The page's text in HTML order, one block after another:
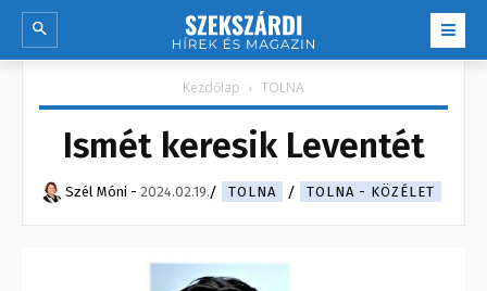
Kezdőlap TOLNA
Ismét keresik Leventét
Szél Móni - 2024.02.19. TOLNA TOLNA - KÖZÉLET